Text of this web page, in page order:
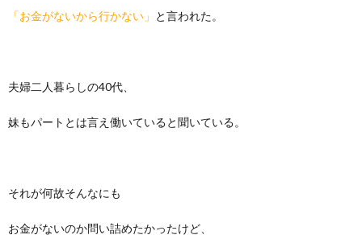
「お金がないから行かない」 と言われた。
夫婦二人暮らしの40代、
妹もパートとは言え働いていると聞いている。
それが何故そんなにも
お金がないのか問い詰めたかったけど、